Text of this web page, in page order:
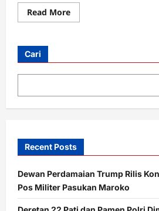
Read MoreRead
more
Keempat
Iman
Rasul,
Maknanya
Cari
Recent Posts
Dewan Perdamaian Trump Rilis
Pos Militer Pasukan Maroko